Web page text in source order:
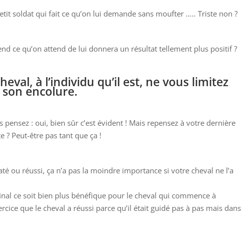
soldat qui fait ce qu’on lui demande sans moufter ….. Triste non ?
ce qu’on attend de lui donnera un résultat tellement plus positif ?
à l’individu qu’il est, ne vous limitez
son encolure.
: oui, bien sûr c’est évident ! Mais repensez à votre dernière
? Peut-être pas tant que ça !
ou réussi, ça n’a pas la moindre importance si votre cheval ne l’a
ce soit bien plus bénéfique pour le cheval qui commence à
que le cheval a réussi parce qu’il était guidé pas à pas mais dans